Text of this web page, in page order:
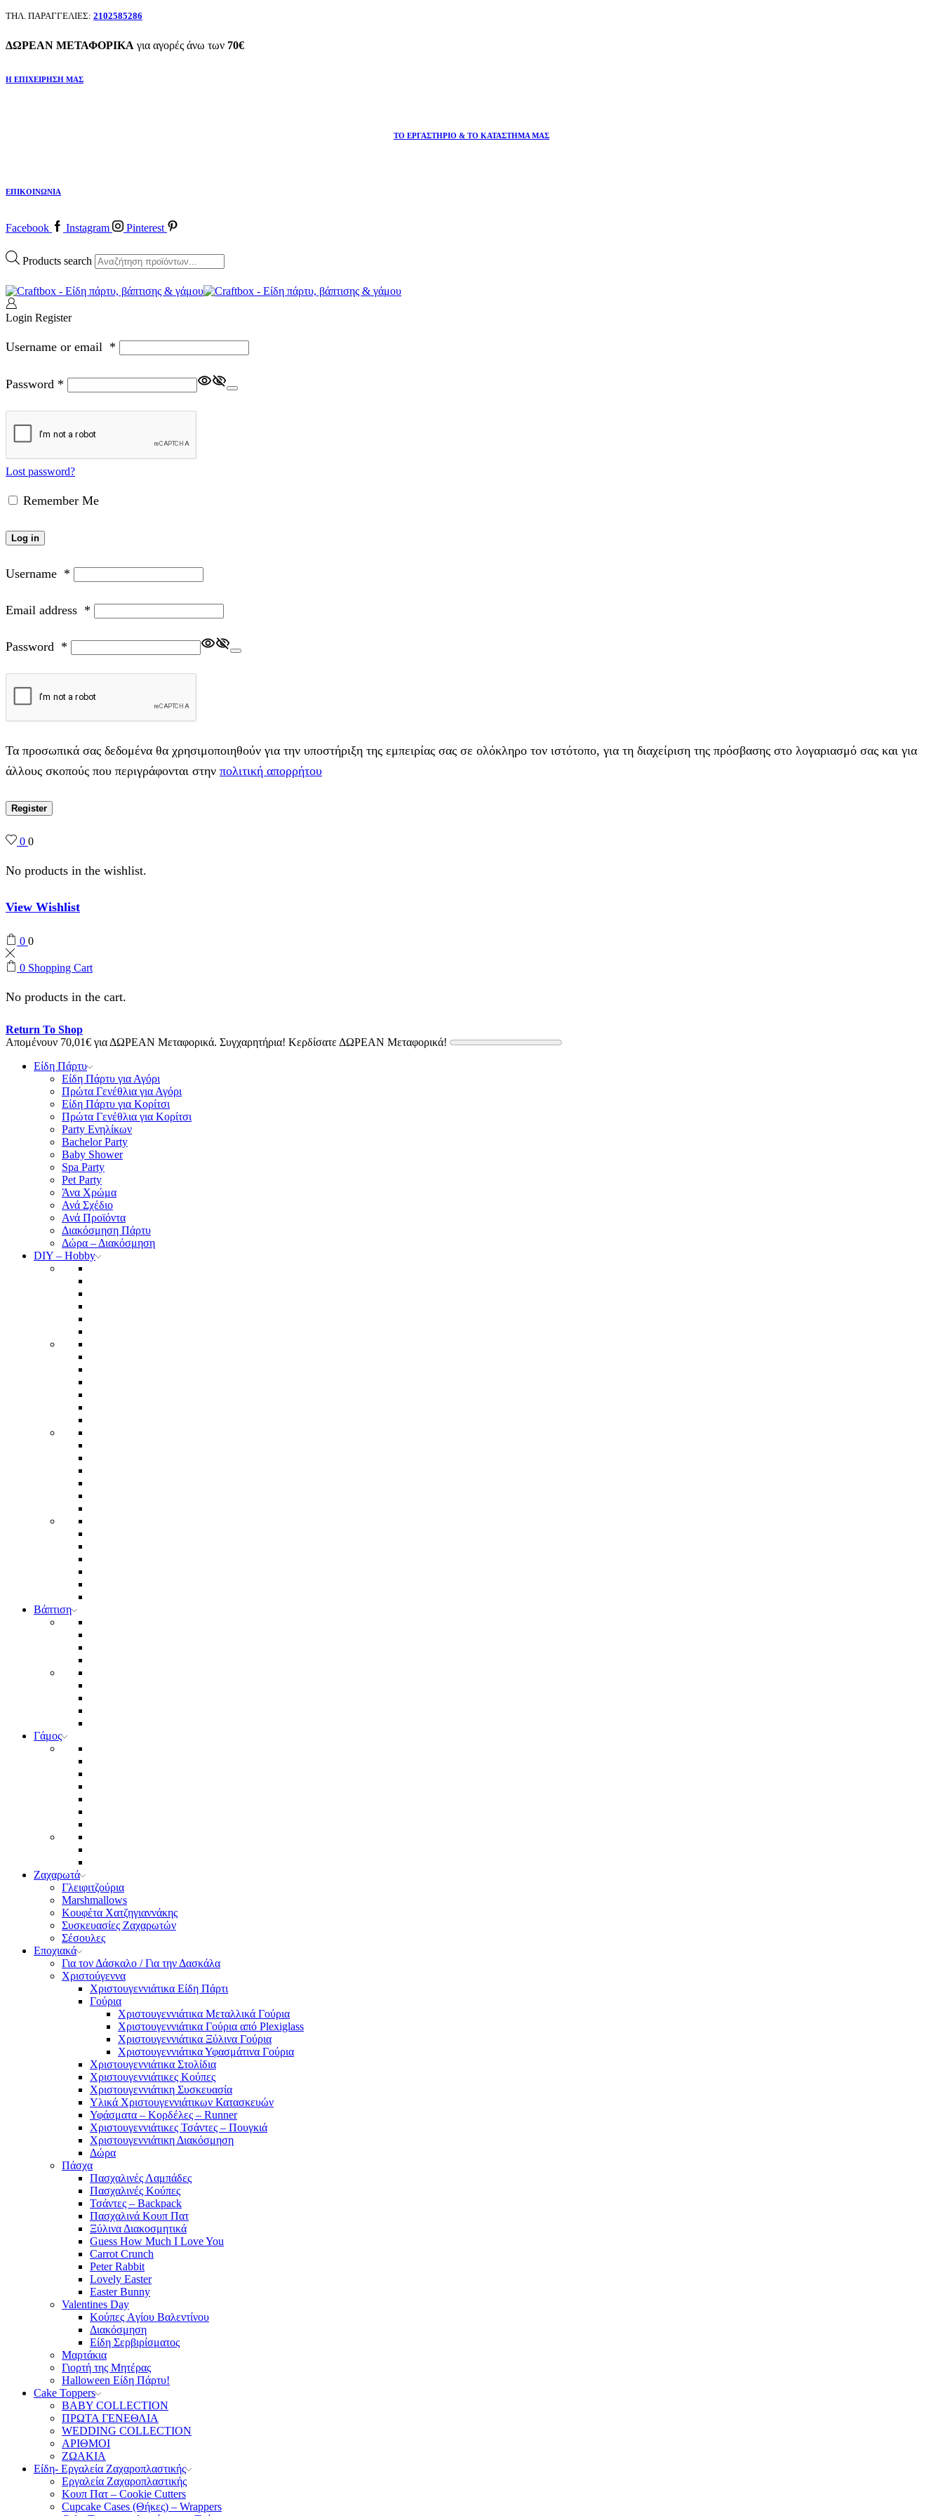
ΤΗΛ. ΠΑΡΑΓΓΕΛΙΕΣ: 2102585286
ΔΩΡΕΑΝ ΜΕΤΑΦΟΡΙΚΑ για αγορές άνω των 70€
Η ΕΠΙΧΕΙΡΗΣΗ ΜΑΣ
ΤΟ ΕΡΓΑΣΤΗΡΙΟ & ΤΟ ΚΑΤΑΣΤΗΜΑ ΜΑΣ
ΕΠΙΚΟΙΝΩΝΙΑ
Facebook Instagram Pinterest
Products search
Login Register
Username or email *
Password *
Lost password?
Remember Me
Log in
Username *
Email address *
Password *
Τα προσωπικά σας δεδομένα θα χρησιμοποιηθούν για την υποστήριξη της εμπειρίας σας σε ολόκληρο τον ιστότοπο, για τη διαχείριση της πρόσβασης στο λογαριασμό σας και για
άλλους σκοπούς που περιγράφονται στην πολιτική απορρήτου
Register
0 0
No products in the wishlist.
View Wishlist
0 0
0 Shopping Cart
No products in the cart.
Return To Shop
Απομένουν 70,01€ για ΔΩΡΕΑΝ Μεταφορικά. Συγχαρητήρια! Κερδίσατε ΔΩΡΕΑΝ Μεταφορικά!
Είδη Πάρτυ
Είδη Πάρτυ για Αγόρι
Πρώτα Γενέθλια για Αγόρι
Είδη Πάρτυ για Κορίτσι
Πρώτα Γενέθλια για Κορίτσι
Party Ενηλίκων
Bachelor Party
Baby Shower
Spa Party
Pet Party
Άνα Χρώμα
Ανά Σχέδιο
Ανά Προϊόντα
Διακόσμηση Πάρτυ
Δώρα – Διακόσμηση
DIY – Hobby
Βάπτιση
Γάμος
Ζαχαρωτά
Γλειφιτζούρια
Marshmallows
Κουφέτα Χατζηγιαννάκης
Συσκευασίες Ζαχαρωτών
Σέσουλες
Εποχιακά
Για τον Δάσκαλο / Για την Δασκάλα
Χριστούγεννα
Χριστουγεννιάτικα Είδη Πάρτι
Γούρια
Χριστουγεννιάτικα Μεταλλικά Γούρια
Χριστουγεννιάτικα Γούρια από Plexiglass
Χριστουγεννιάτικα Ξύλινα Γούρια
Χριστουγεννιάτικα Υφασμάτινα Γούρια
Χριστουγεννιάτικα Στολίδια
Χριστουγεννιάτικες Κούπες
Χριστουγεννιάτικη Συσκευασία
Υλικά Χριστουγεννιάτικων Κατασκευών
Υφάσματα – Κορδέλες – Runner
Χριστουγεννιάτικες Τσάντες – Πουγκιά
Χριστουγεννιάτικη Διακόσμηση
Δώρα
Πάσχα
Πασχαλινές Λαμπάδες
Πασχαλινές Κούπες
Τσάντες – Backpack
Πασχαλινά Κουπ Πατ
Ξύλινα Διακοσμητικά
Guess How Much I Love You
Carrot Crunch
Peter Rabbit
Lovely Easter
Easter Bunny
Valentines Day
Κούπες Aγίου Βαλεντίνου
Διακόσμηση
Είδη Σερβιρίσματος
Μαρτάκια
Γιορτή της Μητέρας
Halloween Είδη Πάρτυ!
Cake Toppers
BABY COLLECTION
ΠΡΩΤΑ ΓΕΝΕΘΛΙΑ
WEDDING COLLECTION
ΑΡΙΘΜΟΙ
ΖΩΑΚΙΑ
Είδη- Εργαλεία Ζαχαροπλαστικής
Εργαλεία Ζαχαροπλαστικής
Κουπ Πατ – Cookie Cutters
Cupcake Cases (Θήκες) – Wrappers